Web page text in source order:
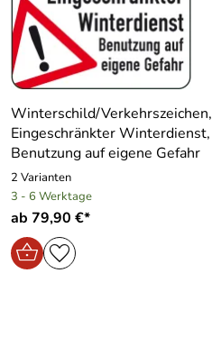
Winterschild/Verkehrszeichen,
Eingeschränkter Winterdienst,
Benutzung auf eigene Gefahr
2 Varianten
3 - 6 Werktage
ab 79,90 €*